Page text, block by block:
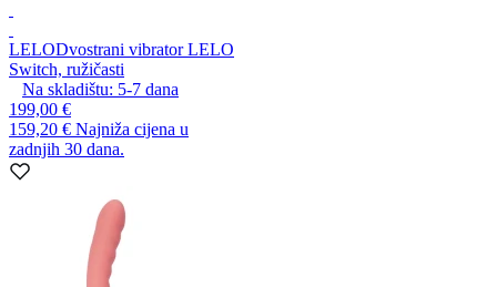
LELODvostrani vibrator LELO
Switch, ružičasti
Na skladištu: 5-7 dana
199,00 €
159,20 € Najniža cijena u
zadnjih 30 dana.